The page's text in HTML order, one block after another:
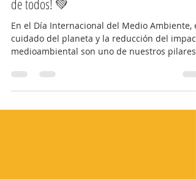
¡La protección del medio ambiente es tarea
de todos! 💚
En el Día Internacional del Medio Ambiente, el
medioambiental son uno de nuestros